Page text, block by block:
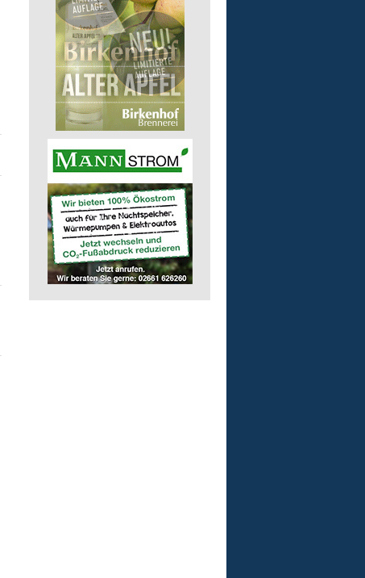
Auslieferungsfahrer/-in
für Mittagessen
Lebenshilfe im Landkreis
GmbH
57632 Flammersfeld